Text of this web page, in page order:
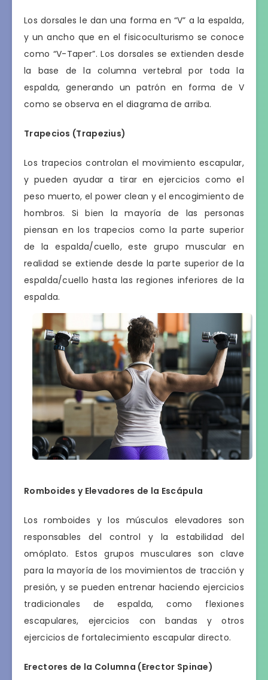
Los dorsales le dan una forma en “V” a la espalda,
y un ancho que en el fisicoculturismo se conoce
como “V-Taper”. Los dorsales se extienden desde
la base de la columna vertebral por toda la
espalda, generando un patrón en forma de V
como se observa en el diagrama de arriba.
Trapecios (Trapezius)
Los trapecios controlan el movimiento escapular,
y pueden ayudar a tirar en ejercicios como el
peso muerto, el power clean y el encogimiento de
hombros. Si bien la mayoría de las personas
piensan en los trapecios como la parte superior
de la espalda/cuello, este grupo muscular en
realidad se extiende desde la parte superior de la
espalda/cuello hasta las regiones inferiores de la
espalda.
Romboides y Elevadores de la Escápula
Los romboides y los músculos elevadores son
responsables del control y la estabilidad del
omóplato. Estos grupos musculares son clave
para la mayoría de los movimientos de tracción y
presión, y se pueden entrenar haciendo ejercicios
tradicionales de espalda, como flexiones
escapulares, ejercicios con bandas y otros
ejercicios de fortalecimiento escapular directo.
Erectores de la Columna (Erector Spinae)